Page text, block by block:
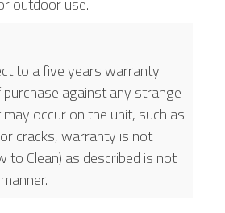
to a five years warranty
against any strange
occur on the unit, such as
cracks, warranty is not
to Clean) as described is not